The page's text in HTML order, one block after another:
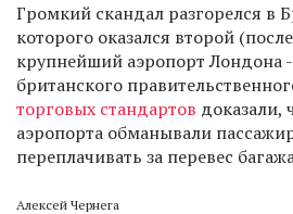
Громкий скандал разгорелся в
которого оказался второй
крупнейший аэропорт Лондона -
британского
торговых стандартов доказали,
аэропорта обманывали
переплачивать за перевес
Алексей Чернега